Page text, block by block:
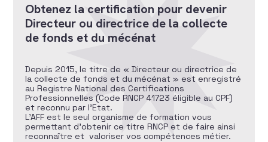
Obtenez la certification pour devenir
Directeur ou directrice de la collecte
de fonds et du mécénat
Depuis 2015, le titre de « Directeur ou directrice de
la collecte de fonds et du mécénat » est enregistré
au Registre National des Certifications
Professionnelles (Code RNCP 41723 éligible au CPF)
et reconnu par l’Etat.
L’AFF est le seul organisme de formation vous
permettant d’obtenir ce titre RNCP et de faire ainsi
reconnaître et valoriser vos compétences métier.